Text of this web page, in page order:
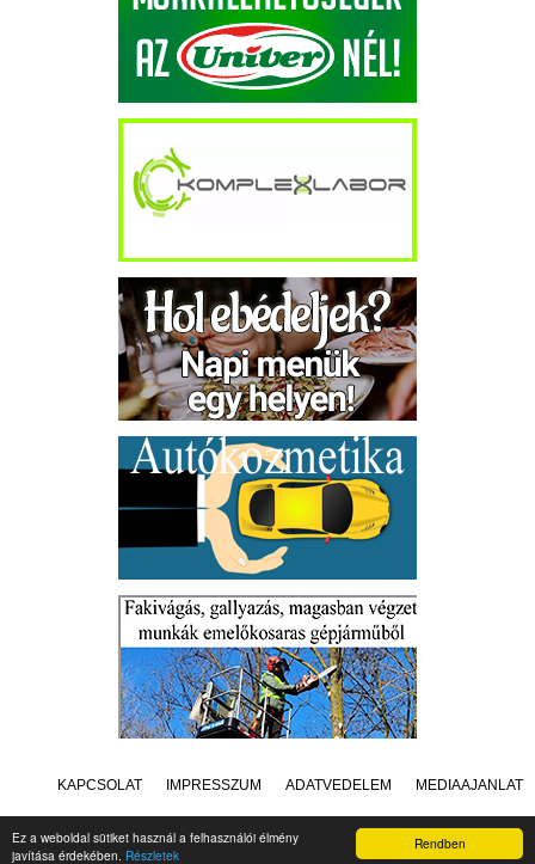
Rendben
Ez a weboldal sütiket használ a felhasználói élmény
javítása érdekében. Részletek
KAPCSOLAT IMPRESSZUM ADATVÉDELEM MÉDIAAJÁNLAT
Készítette:Raster Studio